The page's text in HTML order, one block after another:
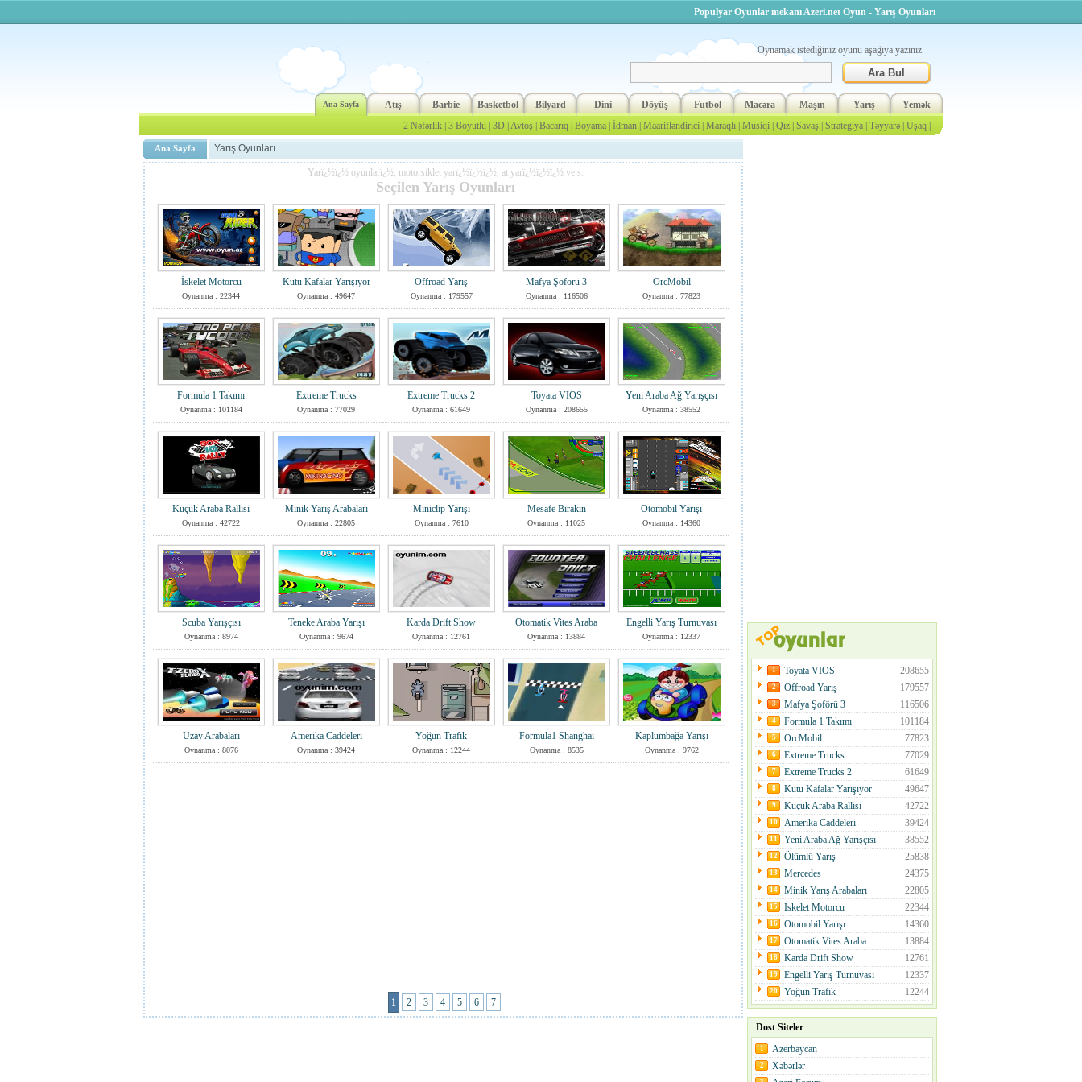
Populyar Oyunlar mekanı Azeri.net Oyun - Yarış Oyunları
Oynamak istediğiniz oyunu aşağıya yazınız.
Ana Sayfa Atış Barbie Basketbol Bilyard Dini Döyüş Futbol Macəra Maşın Yarış
Yemək
2 Nəfərlik 3 Boyutlu 3D Avtoş Bacarıq Boyama İdman Maarifləndirici Maraqlı Musiqi Qız Savaş Strategiya Təyyarə Uşaq
Ana Sayfa Yarış Oyunları
Yarï¿½ï¿½ oyunlarï¿½, motorsiklet yarï¿½ï¿½ï¿½, at yarï¿½ï¿½ï¿½ ve.s.
Seçilen Yarış Oyunları
İskelet Motorcu
Oynanma : 22344
Kutu Kafalar Yarışıyor
Oynanma : 49647
Offroad Yarış
Oynanma : 179557
Mafya Şoförü 3
Oynanma : 116506
OrcMobil
Oynanma : 77823
Formula 1 Takımı
Oynanma : 101184
Extreme Trucks
Oynanma : 77029
Extreme Trucks 2
Oynanma : 61649
Toyata VIOS
Oynanma : 208655
Yeni Araba Ağ Yarışçısı
Oynanma : 38552
Küçük Araba Rallisi
Oynanma : 42722
Minik Yarış Arabaları
Oynanma : 22805
Miniclip Yarışı
Oynanma : 7610
Mesafe Bırakın
Oynanma : 11025
Otomobil Yarışı
Oynanma : 14360
Scuba Yarışçısı
Oynanma : 8974
Teneke Araba Yarışı
Oynanma : 9674
Karda Drift Show
Oynanma : 12761
Otomatik Vites Araba
Oynanma : 13884
Engelli Yarış Turnuvası
Oynanma : 12337
Uzay Arabaları
Oynanma : 8076
Amerika Caddeleri
Oynanma : 39424
Yoğun Trafik
Oynanma : 12244
Formula1 Shanghai
Oynanma : 8535
Kaplumbağa Yarışı
Oynanma : 9762
1 2 3 4 5 6 7
1 208655
Toyata VIOS
2 179557
Offroad Yarış
3 116506
Mafya Şoförü 3
4 101184
Formula 1 Takımı
5 77823
OrcMobil
6 77029
Extreme Trucks
7 61649
Extreme Trucks 2
8 49647
Kutu Kafalar Yarışıyor
9 42722
Küçük Araba Rallisi
10 39424
Amerika Caddeleri
11 38552
Yeni Araba Ağ Yarışçısı
12 25838
Ölümlü Yarış
13 24375
Mercedes
14 22805
Minik Yarış Arabaları
15 22344
İskelet Motorcu
16 14360
Otomobil Yarışı
17 13884
Otomatik Vites Araba
18 12761
Karda Drift Show
19 12337
Engelli Yarış Turnuvası
20 12244
Yoğun Trafik
Dost Siteler
1 Azerbaycan
2 Xəbərlər